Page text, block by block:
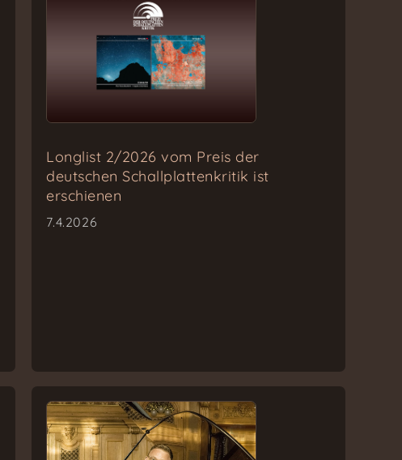
Longlist 2/2026 vom Preis der
deutschen Schallplattenkritik ist
erschienen
7.4.2026